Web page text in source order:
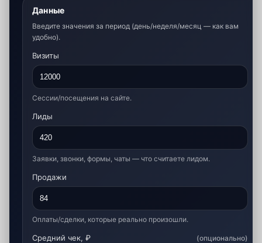
Данные
Введите значения за период (день/неделя/месяц — как вам
удобно).
Визиты
Сессии/посещения на сайте.
Лиды
Заявки, звонки, формы, чаты — что считаете лидом.
Продажи
Оплаты/сделки, которые реально произошли.
Средний чек, ₽ (опционально)